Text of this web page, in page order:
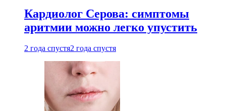
Кардиолог Серова: симптомы
аритмии можно легко упустить
2 года спустя2 года спустя